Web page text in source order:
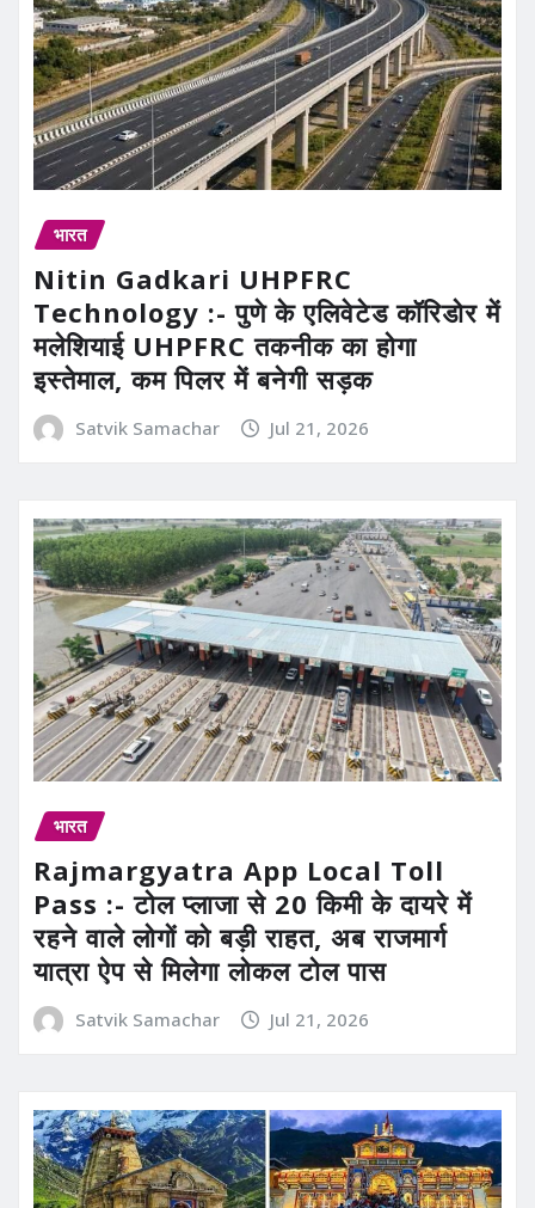
भारत
Nitin Gadkari UHPFRC
Technology :- पुणे के एलिवेटेड कॉरिडोर में
मलेशियाई UHPFRC तकनीक का होगा
इस्तेमाल, कम पिलर में बनेगी सड़क
Satvik Samachar Jul 21, 2026
भारत
Rajmargyatra App Local Toll
Pass :- टोल प्लाजा से 20 किमी के दायरे में
रहने वाले लोगों को बड़ी राहत, अब राजमार्ग
यात्रा ऐप से मिलेगा लोकल टोल पास
Satvik Samachar Jul 21, 2026